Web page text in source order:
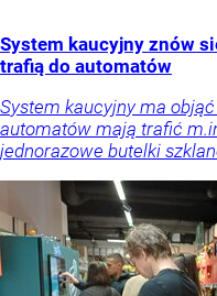
System kaucyjny znów
trafią do automatów
System kaucyjny ma
automatów mają trafić
jednorazowe butelki